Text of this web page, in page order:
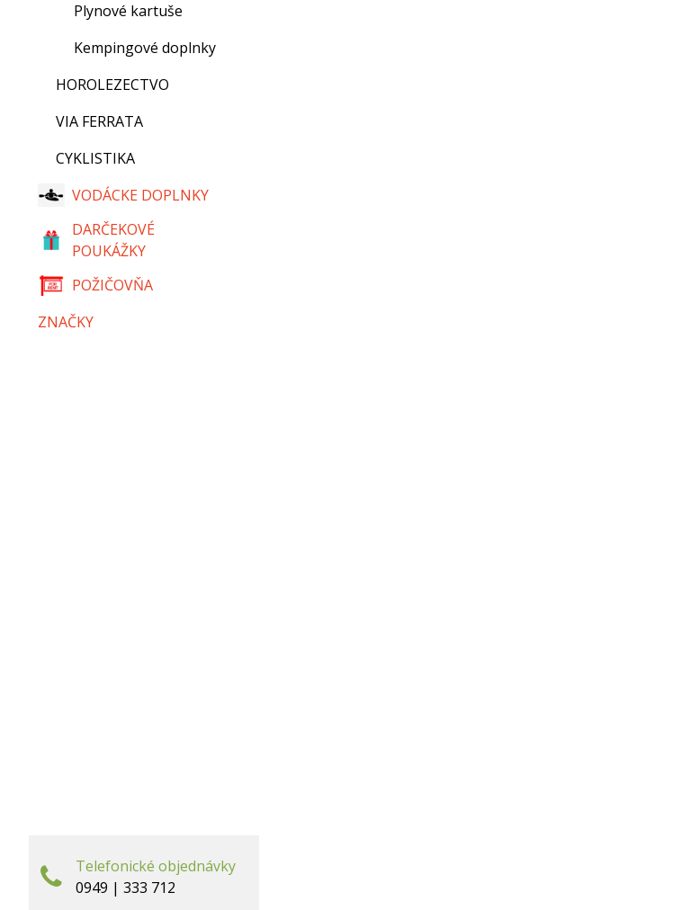
Plynové kartuše
Kempingové doplnky
HOROLEZECTVO
VIA FERRATA
CYKLISTIKA
VODÁCKE DOPLNKY
DARČEKOVÉ
POUKÁŽKY
POŽIČOVŇA
ZNAČKY
Telefonické objednávky
0949 | 333 712